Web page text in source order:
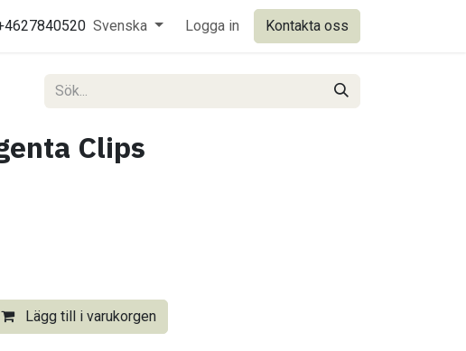
Svenska Logga in Kontakta oss
Clips
Lägg till i varukorgen